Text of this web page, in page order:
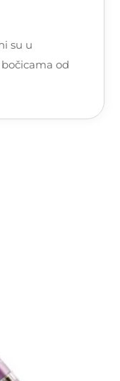
su u
od